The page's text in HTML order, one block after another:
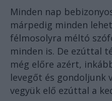
Minden nap
márpedig minden
félmosolyra méltó
minden is. De ezúttal
még előre azért,
levegőt és gondoljunk
vegyük elő ezúttal a